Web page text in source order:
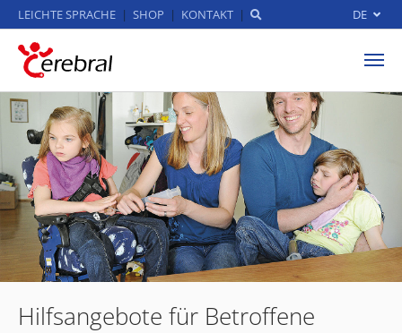
Zum Hauptinhalt springen
LEICHTE SPRACHE SHOP KONTAKT DE
Hilfsangebote für Betroffene